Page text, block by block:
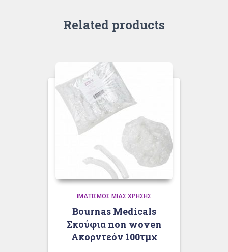
Related products
ΙΜΑΤΙΣΜΌΣ ΜΙΑΣ ΧΡΉΣΗΣ
Bournas Medicals
Σκούφια non woven
Ακορντεόν 100τμχ